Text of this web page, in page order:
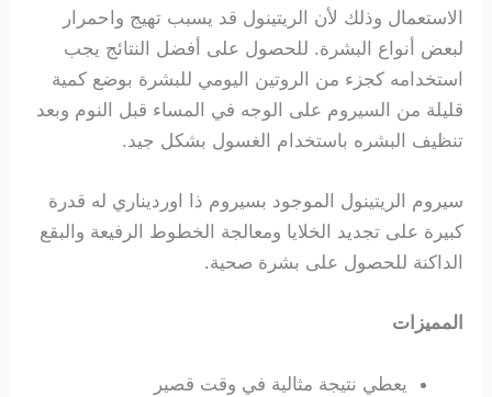
الاستعمال وذلك لأن الريتينول قد يسبب تهيج واحمرار
لبعض أنواع البشرة. للحصول على أفضل النتائج يجب
استخدامه كجزء من الروتين اليومي للبشرة بوضع كمية
قليلة من السيروم على الوجه في المساء قبل النوم وبعد
تنظيف البشره باستخدام الغسول بشكل جيد.
سيروم الريتينول الموجود بسيروم ذا اورديناري له قدرة
كبيرة على تجديد الخلايا ومعالجة الخطوط الرفيعة والبقع
الداكنة للحصول على بشرة صحية.
المميزات
يعطي نتيجة مثالية في وقت قصير